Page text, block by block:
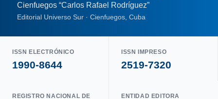
Cienfuegos “Carlos Rafael Rodríguez”
Editorial Universo Sur · Cienfuegos, Cuba
ISSN ELECTRÓNICO
1990-8644
ISSN IMPRESO
2519-7320
REGISTRO NACIONAL DE
ENTIDAD EDITORA